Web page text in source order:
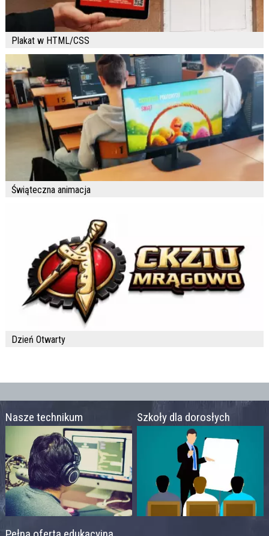
Plakat w HTML/CSS
Świąteczna animacja
Dzień Otwarty
Nasze technikum Szkoły dla dorosłych